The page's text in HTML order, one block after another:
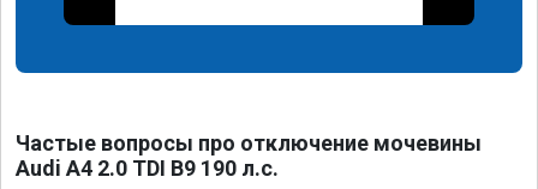
Частые вопросы про отключение мочевины
Audi A4 2.0 TDI B9 190 л.с.